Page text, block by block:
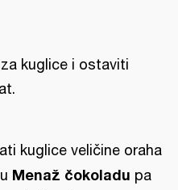
kuglice i ostaviti
kuglice veličine oraha
Menaž čokoladu pa